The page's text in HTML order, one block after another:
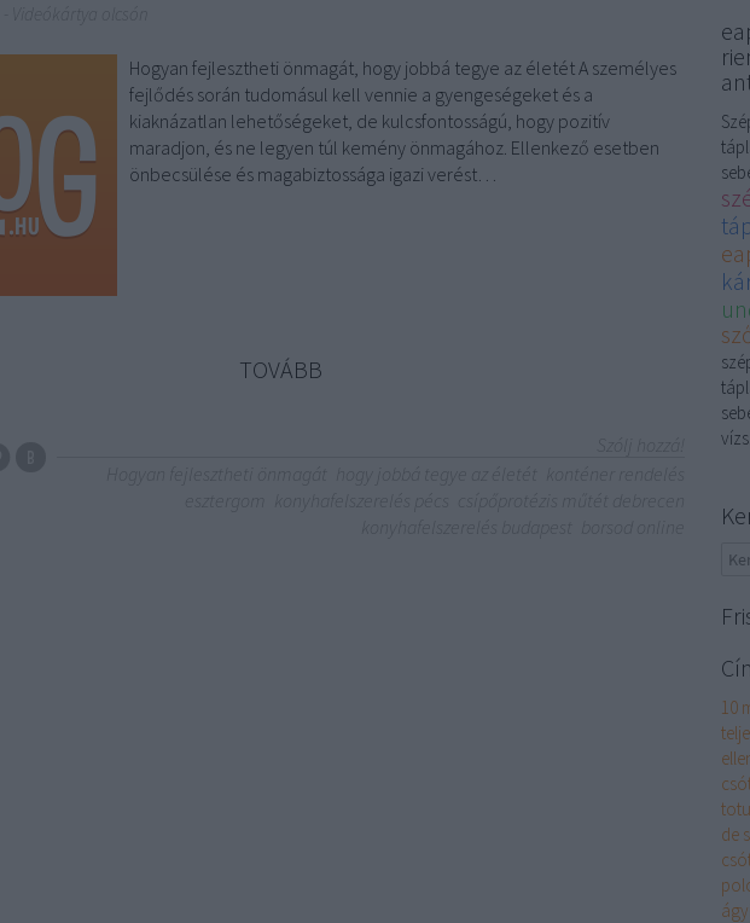
Hogyan fejlesztheti önmagát, hogy jobbá tegye az életét A személyes
fejlődés során tudomásul kell vennie a gyengeségeket és a
kiaknázatlan lehetőségeket, de kulcsfontosságú, hogy pozitív
maradjon, és ne legyen túl kemény önmagához. Ellenkező esetben
önbecsülése és magabiztossága igazi verést…
TOVÁBB
10
de